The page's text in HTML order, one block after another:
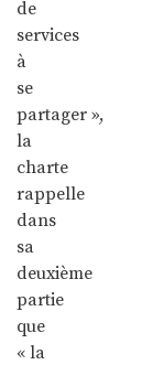
de
services
à
se
partager »,
la
charte
rappelle
dans
sa
deuxième
partie
que
« la